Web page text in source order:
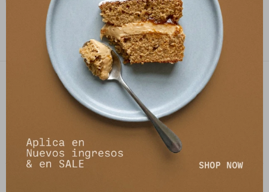
Campera Senna - Rojo/Rosa
PETRA STORE
27141061 - 099 747 832
21 de setiembre 2895, Montevideo
shop@petrastore.com.uy
De lunes a sábados de 11 a 20hs